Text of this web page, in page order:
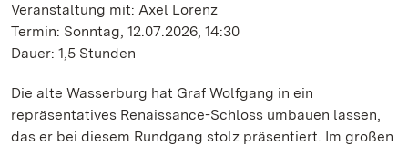
Veranstaltung mit: Axel Lorenz
Termin: Sonntag, 12.07.2026, 14:30
Dauer: 1,5 Stunden
Die alte Wasserburg hat Graf Wolfgang in ein
repräsentatives Renaissance-Schloss umbauen lassen,
das er bei diesem Rundgang stolz präsentiert. Im großen